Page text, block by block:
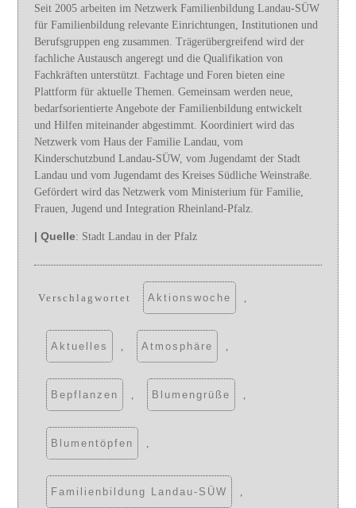
Seit 2005 arbeiten im Netzwerk Familienbildung Landau-SÜW
für Familienbildung relevante Einrichtungen, Institutionen und
Berufsgruppen eng zusammen. Trägerübergreifend wird der
fachliche Austausch angeregt und die Qualifikation von
Fachkräften unterstützt. Fachtage und Foren bieten eine
Plattform für aktuelle Themen. Gemeinsam werden neue,
bedarfsorientierte Angebote der Familienbildung entwickelt
und Hilfen miteinander abgestimmt. Koordiniert wird das
Netzwerk vom Haus der Familie Landau, vom
Kinderschutzbund Landau-SÜW, vom Jugendamt der Stadt
Landau und vom Jugendamt des Kreises Südliche Weinstraße.
Gefördert wird das Netzwerk vom Ministerium für Familie,
Frauen, Jugend und Integration Rheinland-Pfalz.
| Quelle: Stadt Landau in der Pfalz
Verschlagwortet Aktionswoche
Aktuelles Atmosphäre
Bepflanzen Blumengrüße
Blumentöpfen
Familienbildung Landau-SÜW